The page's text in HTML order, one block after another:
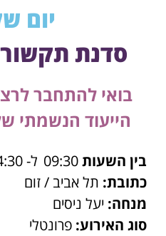
יום
סדנת
בואי להתחבר
הייעוד הנשמתי
בין השעות
ל- 14:30
כתובת: תל אביב / זום
מנחה: יעל ניסים
סוג האירוע: פרונטלי